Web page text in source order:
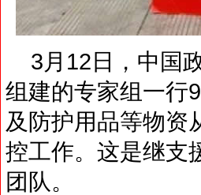
3月12日，中国
组建的专家组一行
及防护用品等物资
控工作。这是继支
团队。